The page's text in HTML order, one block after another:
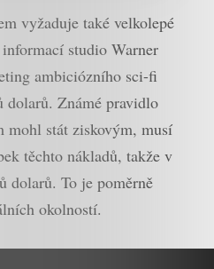
vyžaduje také velkolepé
studio Warner
ambiciózního sci-fi
Známé pravidlo
mohl stát ziskovým, musí
těchto nákladů, takže v
dolarů. To je poměrně
okolností.